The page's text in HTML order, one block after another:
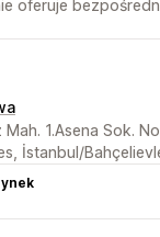
oferuje
1.Asena Sok.
İstanbul/